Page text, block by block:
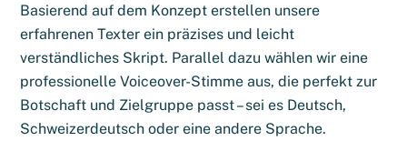
Basierend auf dem Konzept erstellen unsere
erfahrenen Texter ein präzises und leicht
verständliches Skript. Parallel dazu wählen wir eine
professionelle Voiceover-Stimme aus, die perfekt zur
Botschaft und Zielgruppe passt – sei es Deutsch,
Schweizerdeutsch oder eine andere Sprache.